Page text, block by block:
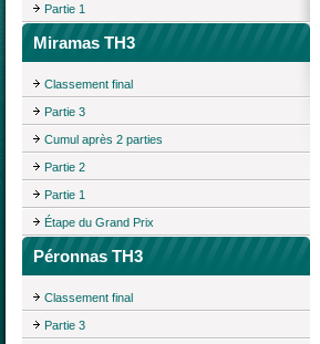
Partie 1
Miramas TH3
Classement final
Partie 3
Cumul après 2 parties
Partie 2
Partie 1
Étape du Grand Prix
Péronnas TH3
Classement final
Partie 3